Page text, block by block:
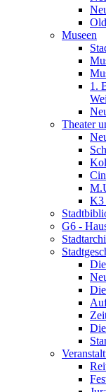
Museen
1.
Theater
K3
G6 -